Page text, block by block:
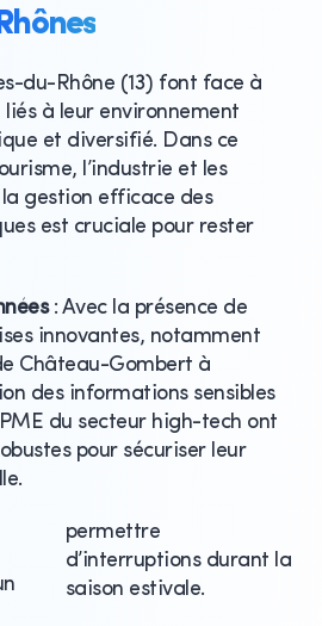
du-Rhône (13) font face à
liés à leur environnement
et diversifié. Dans ce
l’industrie et les
gestion efficace des
est cruciale pour rester
: Avec la présence de
innovantes, notamment
Château-Gombert à
des informations sensibles
du secteur high-tech ont
pour sécuriser leur
permettre
d’interruptions durant la
saison estivale.